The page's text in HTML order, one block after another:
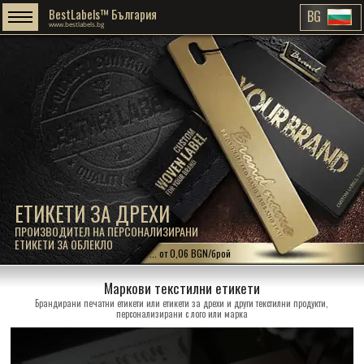
ЕТИКЕТИ ЗА ДРЕХИ
ПРОИЗВОДИТЕЛ НА ПЕРСОНАЛИЗИРАНИ
ЕТИКЕТИ ЗА ОБЛЕКЛО
BestLabels™ България
www.bestlabels.bg BG
... от 0,06 BGN/брой
Маркови текстилни етикети
Брандирани печатни етикети или етикети за дрехи и други текстилни продукти,
персонализирани с лого или марка